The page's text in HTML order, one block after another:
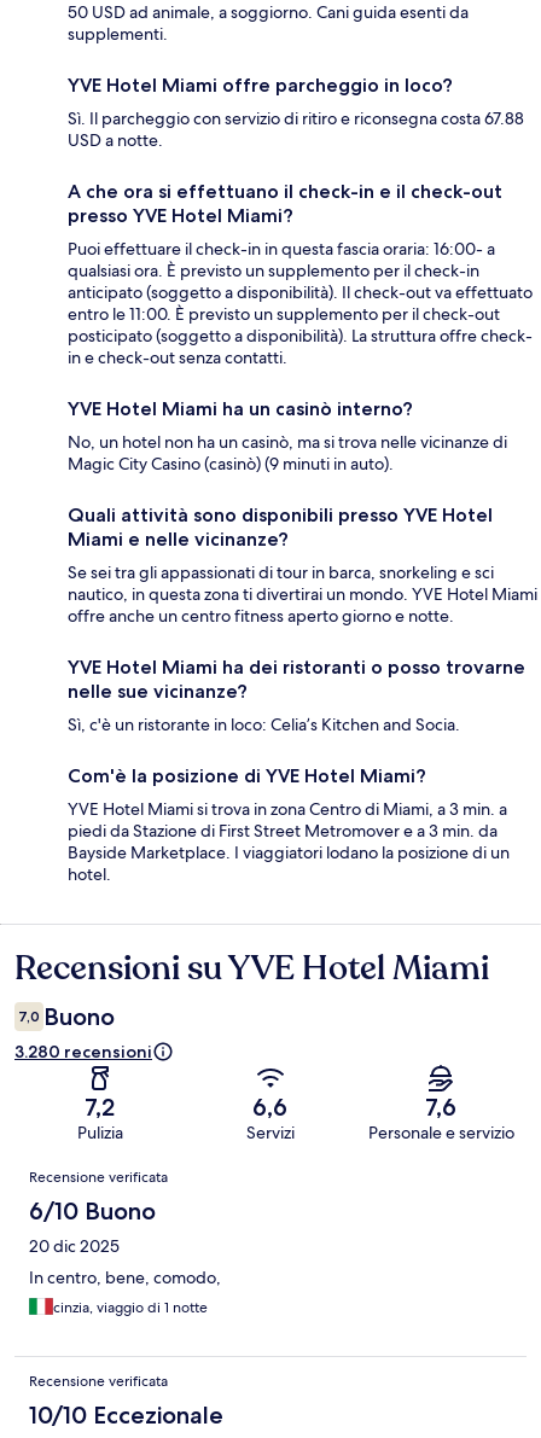
50 USD ad animale, a soggiorno. Cani guida esenti da
supplementi.
YVE Hotel Miami offre parcheggio in loco?
Sì. Il parcheggio con servizio di ritiro e riconsegna costa 67.88
USD a notte.
A che ora si effettuano il check-in e il check-out
presso YVE Hotel Miami?
Puoi effettuare il check-in in questa fascia oraria: 16:00- a
qualsiasi ora. È previsto un supplemento per il check-in
anticipato (soggetto a disponibilità). Il check-out va effettuato
entro le 11:00. È previsto un supplemento per il check-out
posticipato (soggetto a disponibilità). La struttura offre check-
in e check-out senza contatti.
YVE Hotel Miami ha un casinò interno?
No, un hotel non ha un casinò, ma si trova nelle vicinanze di
Magic City Casino (casinò) (9 minuti in auto).
Quali attività sono disponibili presso YVE Hotel
Miami e nelle vicinanze?
Se sei tra gli appassionati di tour in barca, snorkeling e sci
nautico, in questa zona ti divertirai un mondo. YVE Hotel Miami
offre anche un centro fitness aperto giorno e notte.
YVE Hotel Miami ha dei ristoranti o posso trovarne
nelle sue vicinanze?
Sì, c'è un ristorante in loco: Celia’s Kitchen and Socia.
Com'è la posizione di YVE Hotel Miami?
YVE Hotel Miami si trova in zona Centro di Miami, a 3 min. a
piedi da Stazione di First Street Metromover e a 3 min. da
Bayside Marketplace. I viaggiatori lodano la posizione di un
hotel.
Recensioni
Recensioni su YVE Hotel Miami
7,0 Buono
3.280 recensioni
7,2
Pulizia
6,6
Servizi
7,6
Personale e servizio
Recensioni
Recensione verificata
6/10 Buono
20 dic 2025
In centro, bene, comodo,
cinzia, viaggio di 1 notte
Recensione verificata
10/10 Eccezionale